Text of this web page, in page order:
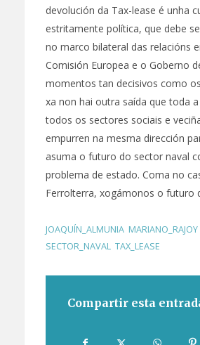
devolución da Tax-lease é unha
estritamente política, que debe
no marco bilateral das relacións
Comisión Europea e o Goberno
momentos tan decisivos como
xa non hai outra saída que toda
todos os sectores sociais e
empurren na mesma dirección
asuma o futuro do sector naval
problema de estado. Coma no
Ferrolterra, xogámonos o futuro
JOAQUÍN_ALMUNIA, MARIANO_RAJOY,
SECTOR_NAVAL, TAX_LEASE
Compartir esta